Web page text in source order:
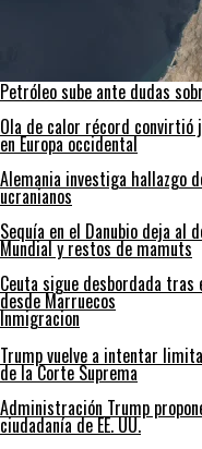
Petróleo sube ante dudas
Ola de calor récord
en Europa occidental
Alemania investiga hallazgo
ucranianos
Sequía en el Danubio deja al
Mundial y restos de mamuts
Ceuta sigue desbordada
desde Marruecos
Inmigracion
Trump vuelve a intentar
de la Corte Suprema
Administración Trump
ciudadanía de EE. UU.